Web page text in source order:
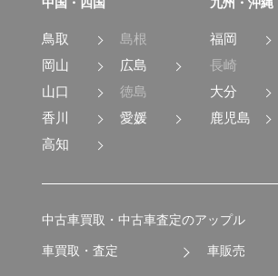
中国・四国
鳥取
島根
岡山
広島
山口
徳島
香川
愛媛
高知
九州・沖縄
福岡
長崎
大分
鹿児島
中古車買取・中古車査定のアップル
車買取・査定 車販売